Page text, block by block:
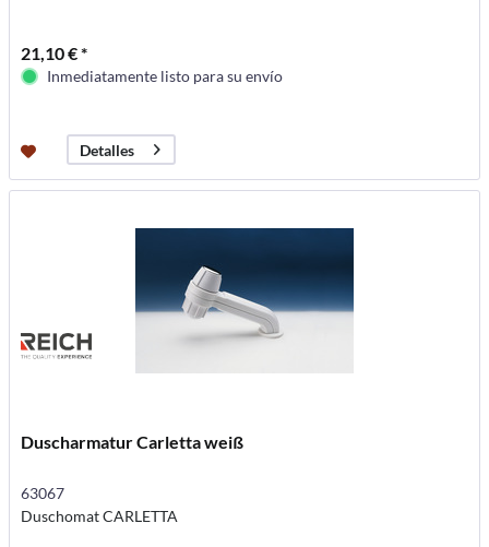
21,10 € *
Inmediatamente listo para su envío
Detalles
Duscharmatur Carletta weiß
63067
Duschomat CARLETTA